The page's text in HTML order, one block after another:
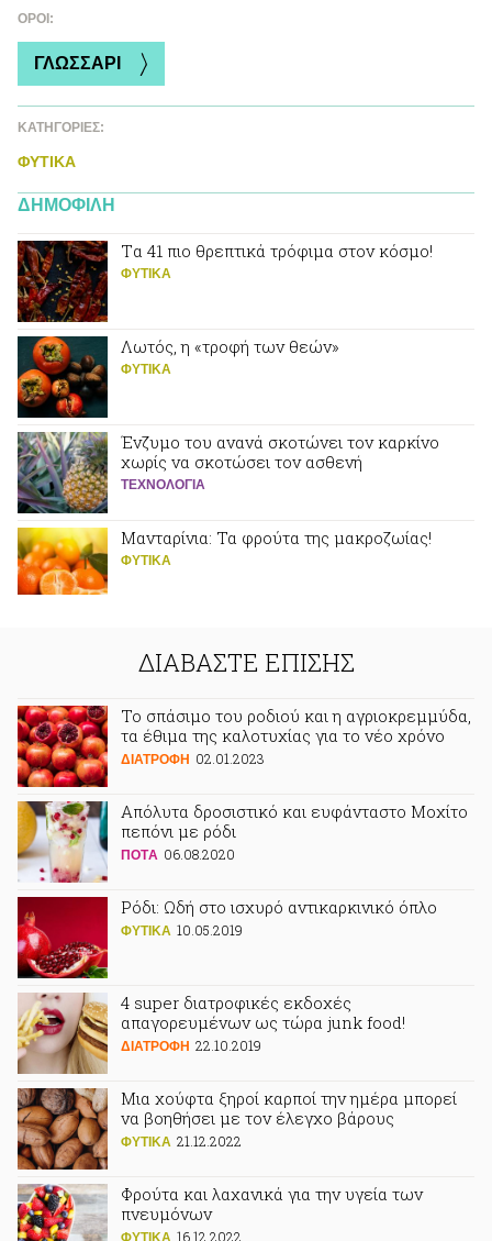
ΌΡΟΙ:
ΓΛΩΣΣΑΡΙ
ΚΑΤΗΓΟΡΙΕΣ:
ΦΥΤΙΚA
ΔΗΜΟΦΙΛΗ
Tα 41 πιο θρεπτικά τρόφιμα στον κόσμο!
ΦΥΤΙΚA
Λωτός, η «τροφή των θεών»
ΦΥΤΙΚA
Ένζυμο του ανανά σκοτώνει τον καρκίνο
χωρίς να σκοτώσει τον ασθενή
ΤΕΧΝΟΛΟΓΙΑ
Μανταρίνια: Τα φρούτα της μακροζωίας!
ΦΥΤΙΚA
ΔΙΑΒΑΣΤΕ ΕΠΙΣΗΣ
Το σπάσιμο του ροδιού και η αγριοκρεμμύδα,
τα έθιμα της καλοτυχίας για το νέο χρόνο
ΔΙΑΤΡΟΦΗ 02.01.2023
Απόλυτα δροσιστικό και ευφάνταστο Μοχίτο
πεπόνι με ρόδι
ΠΟΤA 06.08.2020
Ρόδι: Ωδή στο ισχυρό αντικαρκινικό όπλο
ΦΥΤΙΚA 10.05.2019
4 super διατροφικές εκδοχές
απαγορευμένων ως τώρα junk food!
ΔΙΑΤΡΟΦΗ 22.10.2019
Μια χούφτα ξηροί καρποί την ημέρα μπορεί
να βοηθήσει με τον έλεγχο βάρους
ΦΥΤΙΚA 21.12.2022
Φρούτα και λαχανικά για την υγεία των
πνευμόνων
ΦΥΤΙΚA 16.12.2022